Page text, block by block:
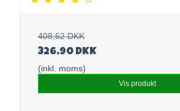
408,62 DKK
326,90 DKK
(inkl. moms)
Vis produkt